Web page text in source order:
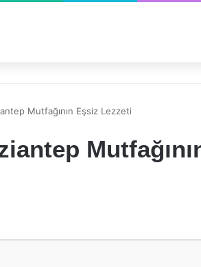
Mutfağının Eşsiz Lezzeti